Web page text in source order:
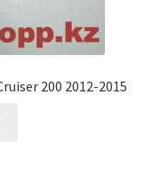
200 2012-2015